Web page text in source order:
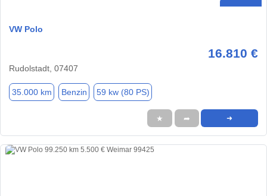
VW Polo
16.810 €
Rudolstadt, 07407
35.000 km Benzin 59 kw (80 PS)
★ ➦ ➜